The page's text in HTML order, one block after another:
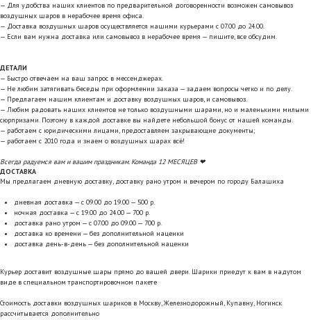
— Для удобства наших клиентов по предварительной договоренности возможен самовывоз
воздушных шаров в нерабочее время офиса.
— Доставка воздушных шаров осуществляется нашими курьерами с 07.00 до 24.00.
— Если вам нужна доставка или самовывоз в нерабочее время — пишите, все обсудим.
ДЕТАЛИ
— Быстро отвечаем на ваш запрос в мессенджерах.
— Не любим затягивать беседы при оформлении заказа — задаем вопросы четко и по делу.
— Предлагаем нашим клиентам и доставку воздушных шаров, и самовывоз.
— Любим радовать наших клиентов не только воздушными шарами, но и маленькими милыми
сюрпризами. Поэтому в каждой доставке вы найдете небольшой бонус от нашей команды.
— работаем с юридическими лицами, предоставляем закрывающие документы;
— работаем с 2010 года и знаем о воздушных шарах всё!
Всегда радуемся вам и вашим праздникам. Команда 12 МЕСЯЦЕВ ❤
ДОСТАВКА
Мы предлагаем дневную доставку, доставку рано утром и вечером по городу Балашиха
дневная доставка — с 09.00 до 19.00 — 500 р.
ночная доставка — с 19.00 до 24.00 — 700 р.
доставка рано утром — с 07.00 до 09.00 — 700 р.
доставка ко времени — без дополнительной наценки
доставка день-в-день — без дополнительной наценки
Курьер доставит воздушные шары прямо до вашей двери. Шарики приедут к вам в надутом
виде в специальном транспортировочном пакете
Стоимость доставки воздушных шариков в Москву, Железнодорожный, Купавну, Ногинск
рассчитывается дополнительно